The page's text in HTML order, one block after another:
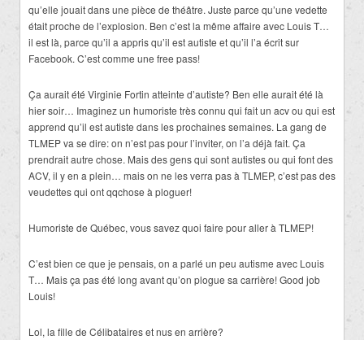
qu’elle jouait dans une pièce de théâtre. Juste parce qu’une vedette
était proche de l’explosion. Ben c’est la même affaire avec Louis T…
il est là, parce qu’il a appris qu’il est autiste et qu’il l’a écrit sur
Facebook. C’est comme une free pass!
Ça aurait été Virginie Fortin atteinte d’autiste? Ben elle aurait été là
hier soir… Imaginez un humoriste très connu qui fait un acv ou qui est
apprend qu’il est autiste dans les prochaines semaines. La gang de
TLMEP va se dire: on n’est pas pour l’inviter, on l’a déjà fait. Ça
prendrait autre chose. Mais des gens qui sont autistes ou qui font des
ACV, il y en a plein… mais on ne les verra pas à TLMEP, c’est pas des
veudettes qui ont qqchose à ploguer!
Humoriste de Québec, vous savez quoi faire pour aller à TLMEP!
C’est bien ce que je pensais, on a parlé un peu autisme avec Louis
T… Mais ça pas été long avant qu’on plogue sa carrière! Good job
Louis!
Lol, la fille de Célibataires et nus en arrière?